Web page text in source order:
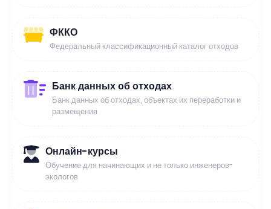
ФККО
Федеральный классификационный каталог отходов
Банк данных об отходах
Банк данных об отходах, объектах их переработки и
размещения
Онлайн-курсы
Обучение для начинающих и не только инженеров-
экологов